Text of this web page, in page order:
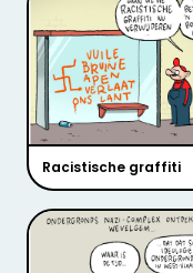
Racistische graffiti